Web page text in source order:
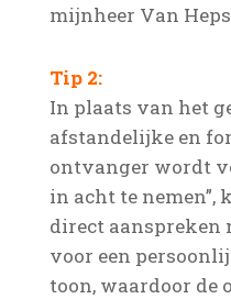
mijnheer Van
Tip 2:
In plaats van het
afstandelijke en
ontvanger wordt
in acht te nemen”,
direct aanspreken
voor een
toon, waardoor de